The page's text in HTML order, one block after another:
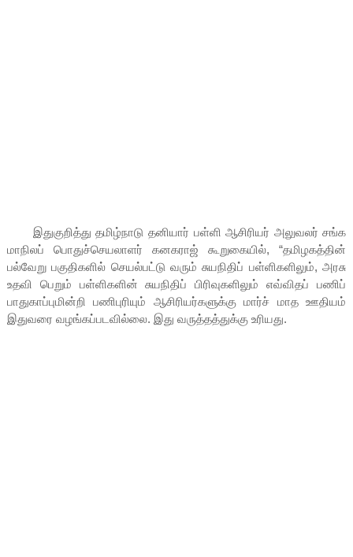
இதுகுறித்து தமிழ்நாடு தனியார் பள்ளி ஆசிரியர் அலுவலர் சங்க
மாநிலப் பொதுச்செயலாளர் கனகராஜ் கூறுகையில், “தமிழகத்தின்
பல்வேறு பகுதிகளில் செயல்பட்டு வரும் சுயநிதிப் பள்ளிகளிலும், அரசு
உதவி பெறும் பள்ளிகளின் சுயநிதிப் பிரிவுகளிலும் எவ்விதப் பணிப்
பாதுகாப்புமின்றி பணிபுரியும் ஆசிரியர்களுக்கு மார்ச் மாத ஊதியம்
இதுவரை வழங்கப்படவில்லை. இது வருத்தத்துக்கு உரியது.